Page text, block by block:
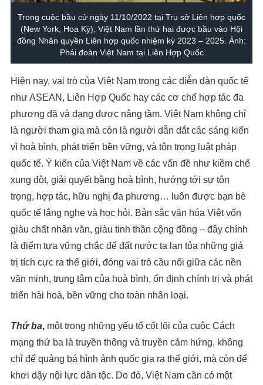
Trong cuộc bầu cử ngày 11/10/2022 tại Trụ sở Liên hợp quốc
(New York, Hoa Kỳ), Việt Nam lần thứ hai được bầu vào Hội
đồng Nhân quyền Liên hợp quốc nhiệm kỳ 2023 – 2025. Ảnh:
Phái đoàn Việt Nam tại Liên Hợp Quốc
Hiện nay, vai trò của Việt Nam trong các diễn đàn quốc tế
như ASEAN, Liên Hợp Quốc hay các cơ chế hợp tác đa
phương đã và đang được nâng tầm. Việt Nam không chỉ
là người tham gia mà còn là người dẫn dắt các sáng kiến
vì hoà bình, phát triển bền vững, và tôn trọng luật pháp
quốc tế. Ý kiến của Việt Nam về các vấn đề như kiềm chế
xung đột, giải quyết bằng hoà bình, hướng tới sự tôn
trọng, hợp tác, hữu nghị đa phương… luôn được bạn bè
quốc tế lắng nghe và học hỏi. Bản sắc văn hóa Việt vốn
giàu chất nhân văn, giàu tinh thần cộng đồng – đây chính
là điểm tựa vững chắc để đất nước ta lan tỏa những giá
trị tích cực ra thế giới, đóng vai trò cầu nối giữa các nền
văn minh, trung tâm của hoà bình, ổn định chính trị và phát
triển hài hoà, bền vững cho toàn nhân loại.
Thứ ba, một trong những yếu tố cốt lõi của cuộc Cách
mạng thứ ba là truyền thông và truyền cảm hứng, không
chỉ để quảng bá hình ảnh quốc gia ra thế giới, mà còn để
khơi dậy nội lực dân tộc. Do đó, Việt Nam cần có một